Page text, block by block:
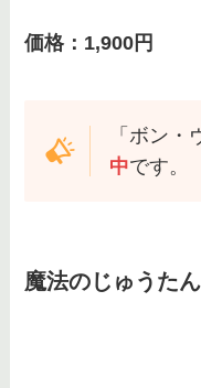
価格：1,900円
「ボン・
中です。
魔法のじゅうた